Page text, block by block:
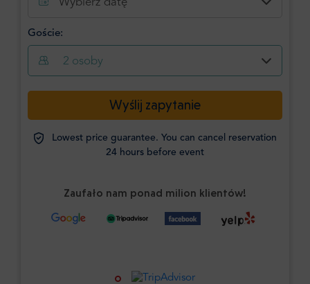
Goście:
2 osoby
Wyślij zapytanie
Lowest price guarantee. You can cancel reservation
24 hours before event
Zaufało nam ponad milion klientów!